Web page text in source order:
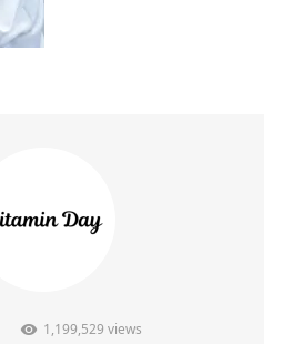
1,199,529 views